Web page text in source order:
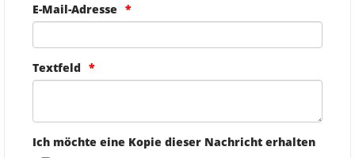
E-Mail-Adresse
Textfeld
Ich möchte eine Kopie dieser Nachricht erhalten